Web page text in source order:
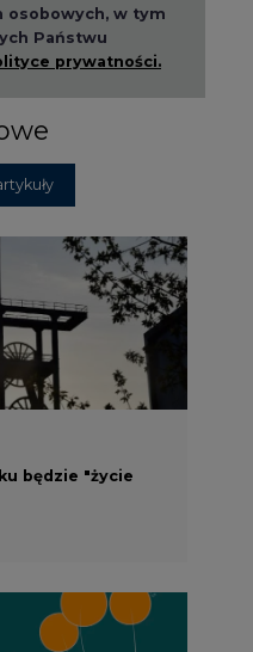
osobowych, w tym
Państwu
prywatności.
będzie "życie